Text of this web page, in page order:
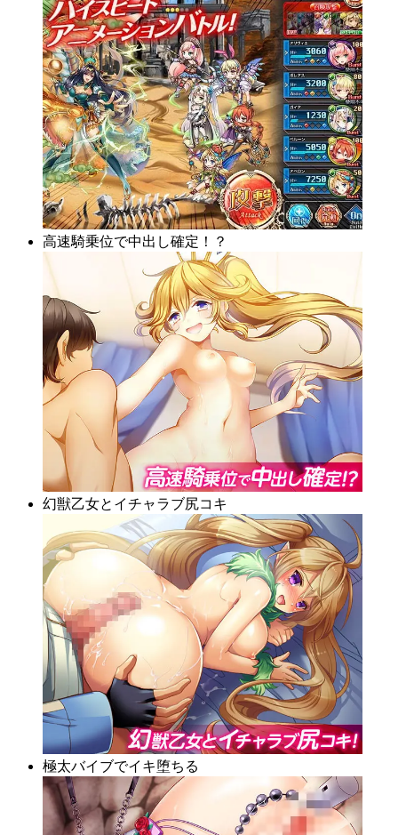
高速騎乗位で中出し確定！？
幻獣乙女とイチャラブ尻コキ
極太バイブでイキ堕ちる